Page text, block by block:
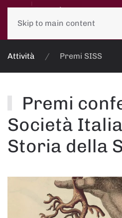
Skip to main content
Attività Premi SISS
Premi
Società
Storia della